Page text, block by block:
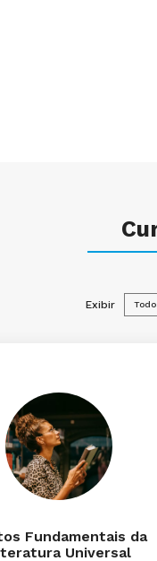
Exibir
Fundamentais da
Universal